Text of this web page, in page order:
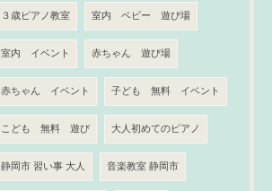
３歳ピアノ教室 室内 ベビー 遊び場
室内 イベント 赤ちゃん 遊び場
赤ちゃん イベント 子ども 無料 イベント
こども 無料 遊び 大人初めてのピアノ
静岡市 習い事 大人 音楽教室 静岡市